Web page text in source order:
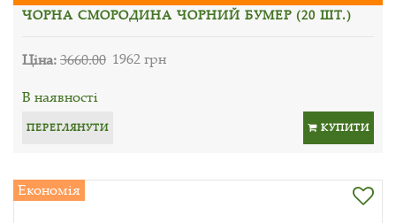
ЧОРНА СМОРОДИНА ЧОРНИЙ БУМЕР (20 ШТ.)
Ціна:3660.00 1962 грн
В наявності
ПЕРЕГЛЯНУТИ КУПИТИ
Економія